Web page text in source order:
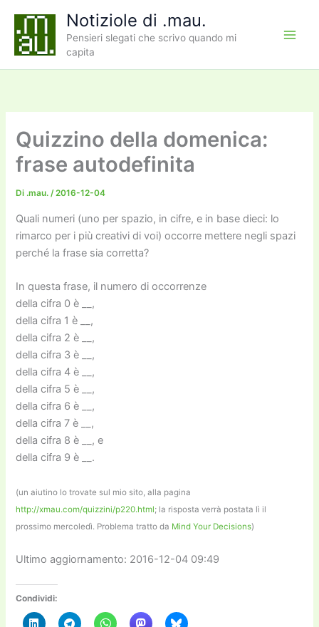
contenuto
Notiziole di .mau.
Pensieri slegati che scrivo quando mi
capita
Quizzino della domenica:
frase autodefinita
Di .mau./2016-12-04
Quali numeri (uno per spazio, in cifre, e in base dieci: lo
rimarco per i più creativi di voi) occorre mettere negli spazi
perché la frase sia corretta?
In questa frase, il numero di occorrenze
della cifra 0 è __,
della cifra 1 è __,
della cifra 2 è __,
della cifra 3 è __,
della cifra 4 è __,
della cifra 5 è __,
della cifra 6 è __,
della cifra 7 è __,
della cifra 8 è __, e
della cifra 9 è __.
(un aiutino lo trovate sul mio sito, alla pagina
http://xmau.com/quizzini/p220.html; la risposta verrà postata lì il
prossimo mercoledì. Problema tratto da Mind Your Decisions)
Ultimo aggiornamento: 2016-12-04 09:49
Condividi: